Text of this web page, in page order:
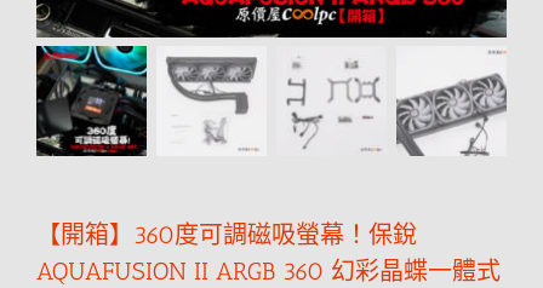
【開箱】360度可調磁吸螢幕！保銳
AQUAFUSION II ARGB 360 幻彩晶蝶一體式